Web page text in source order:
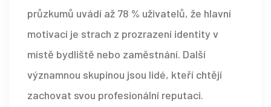
průzkumů uvádí až 78 % uživatelů, že hlavní
motivací je strach z prozrazení identity v
místě bydliště nebo zaměstnání. Další
významnou skupinou jsou lidé, kteří chtějí
zachovat svou profesionální reputaci.